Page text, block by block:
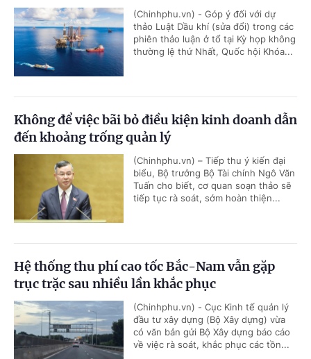
(Chinhphu.vn) - Góp ý đối với dự
thảo Luật Dầu khí (sửa đổi) trong các
phiên thảo luận ở tổ tại Kỳ họp không
thường lệ thứ Nhất, Quốc hội Khóa...
Không để việc bãi bỏ điều kiện kinh doanh dẫn
đến khoảng trống quản lý
(Chinhphu.vn) – Tiếp thu ý kiến đại
biểu, Bộ trưởng Bộ Tài chính Ngô Văn
Tuấn cho biết, cơ quan soạn thảo sẽ
tiếp tục rà soát, sớm hoàn thiện...
Hệ thống thu phí cao tốc Bắc-Nam vẫn gặp
trục trặc sau nhiều lần khắc phục
(Chinhphu.vn) - Cục Kinh tế quản lý
đầu tư xây dựng (Bộ Xây dựng) vừa
có văn bản gửi Bộ Xây dựng báo cáo
về việc rà soát, khắc phục các tồn...